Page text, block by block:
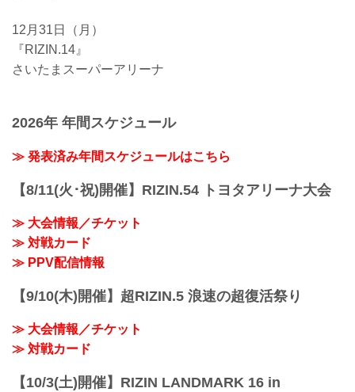
12月31日（月）
『RIZIN.14』
さいたまスーパーアリーナ
2026年 年間スケジュール
≫ 発表済み年間スケジュールはこちら
【8/11(火･祝)開催】RIZIN.54 トヨタアリーナ大会
≫ 大会情報／チケット
≫ 対戦カード
≫ PPV配信情報
【9/10(木)開催】超RIZIN.5 浪速の超復活祭り
≫ 大会情報／チケット
≫ 対戦カード
【10/3(土)開催】RIZIN LANDMARK 16 in